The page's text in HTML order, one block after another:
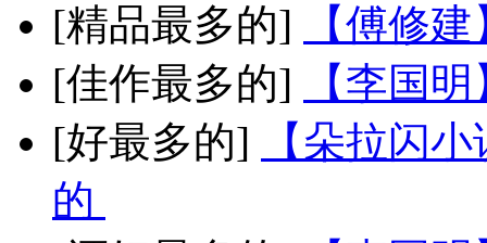
[精品最多的]
【傅修
[佳作最多的]
【李国
[好最多的]
【朵拉闪
的